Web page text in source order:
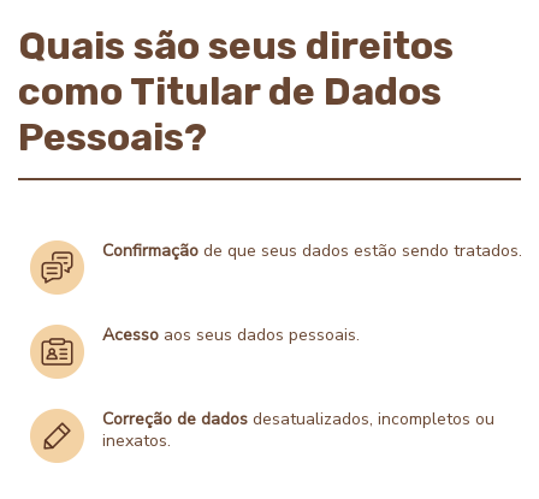
Quais são seus direitos
como Titular de Dados
Pessoais?
Confirmação de que seus dados estão sendo tratados.
Acesso aos seus dados pessoais.
Correção de dados desatualizados, incompletos ou
inexatos.